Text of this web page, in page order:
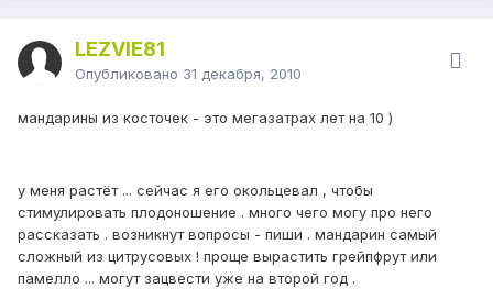
LEZVIE81
Опубликовано 31 декабря, 2010
мандарины из косточек - это мегазатрах лет на 10 )
у меня растёт ... сейчас я его окольцевал , чтобы
стимулировать плодоношение . много чего могу про него
рассказать . возникнут вопросы - пиши . мандарин самый
сложный из цитрусовых ! проще вырастить грейпфрут или
памелло ... могут зацвести уже на второй год .